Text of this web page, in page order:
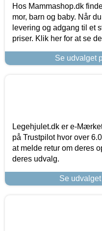
Hos Mammashop.dk
mor, barn og baby. Når
levering og adgang til et
priser. Klik her for at se
Se udvalget
Legehjulet.dk er e-
på Trustpilot hvor over
at melde retur om deres
deres udvalg.
Se